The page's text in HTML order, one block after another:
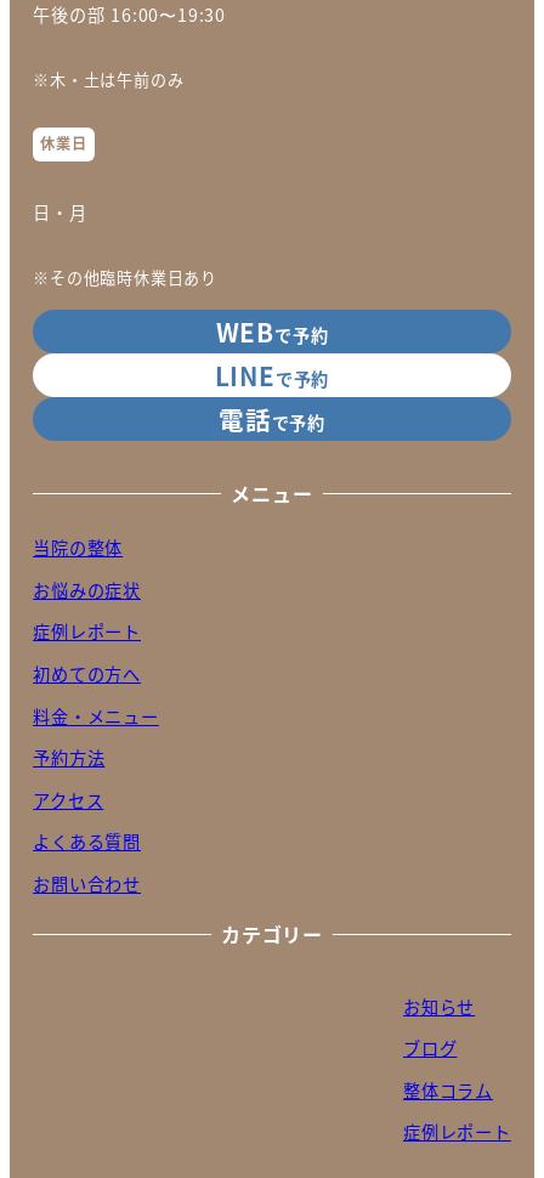
午後の部 16:00〜19:30
※木・土は午前のみ
休業日
日・月
※その他臨時休業日あり
WEBで予約
LINEで予約
電話で予約
メニュー
当院の整体
お悩みの症状
症例レポート
初めての方へ
料金・メニュー
予約方法
アクセス
よくある質問
お問い合わせ
カテゴリー
お知らせ
ブログ
整体コラム
症例レポート